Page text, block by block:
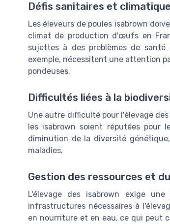
Défis sanitaires et
Les éleveurs de poules isabrown
climat de production d'œufs en
sujettes à des problèmes de
exemple, nécessitent une attention
pondeuses.
Difficultés liées à la
Une autre difficulté pour l'élevage
les isabrown soient réputées pour
diminution de la diversité
maladies.
Gestion des ressources et
L'élevage des isabrown exige
infrastructures nécessaires à
en nourriture et en eau, ce qui peut